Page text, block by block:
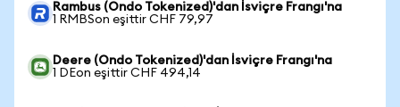
Rambus (Ondo Tokenized)'dan İsviçre Frangı'na
1 RMBSon eşittir CHF 79,97
Deere (Ondo Tokenized)'dan İsviçre Frangı'na
1 DEon eşittir CHF 494,14